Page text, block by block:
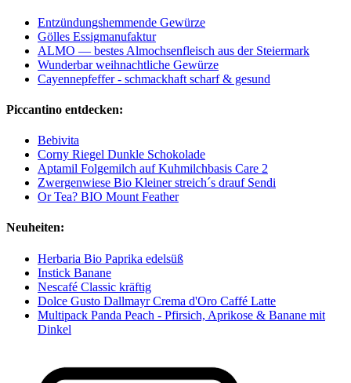
Entzündungshemmende Gewürze
Gölles Essigmanufaktur
ALMO — bestes Almochsenfleisch aus der Steiermark
Wunderbar weihnachtliche Gewürze
Cayennepfeffer - schmackhaft scharf & gesund
Piccantino entdecken:
Bebivita
Corny Riegel Dunkle Schokolade
Aptamil Folgemilch auf Kuhmilchbasis Care 2
Zwergenwiese Bio Kleiner streich´s drauf Sendi
Or Tea? BIO Mount Feather
Neuheiten:
Herbaria Bio Paprika edelsüß
Instick Banane
Nescafé Classic kräftig
Dolce Gusto Dallmayr Crema d'Oro Caffé Latte
Multipack Panda Peach - Pfirsich, Aprikose & Banane mit
Dinkel